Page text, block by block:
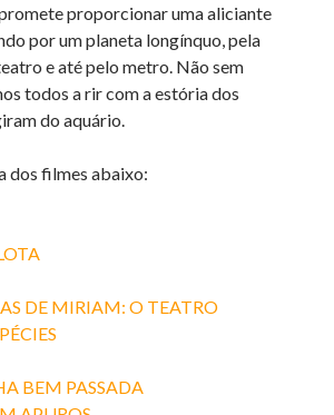
proporcionar uma aliciante
por um planeta longínquo, pela
e até pelo metro. Não sem
todos a rir com a estória dos
do aquário.
dos filmes abaixo:
DE MIRIAM: O TEATRO
BEM PASSADA